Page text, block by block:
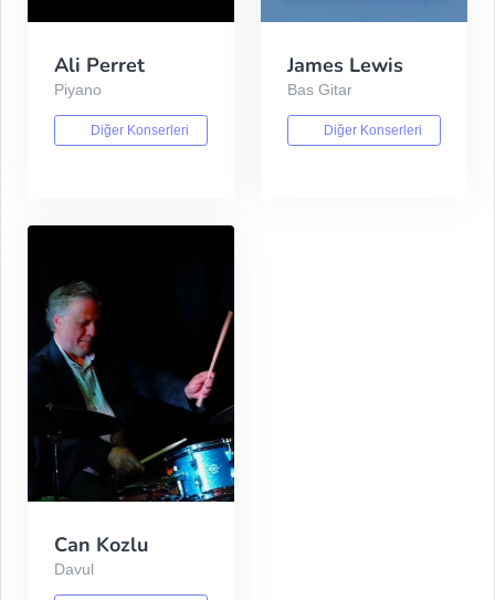
Ali Perret
Piyano
Diğer Konserleri
James Lewis
Bas Gitar
Diğer Konserleri
Can Kozlu
Davul